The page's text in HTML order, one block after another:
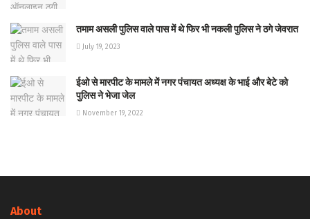
तमाम असली पुलिस वाले पास में थे फिर भी नकली पुलिस ने ठगे जेवरात
July 19, 2023
ईओ से मारपीट के मामले में नगर पंचायत अध्यक्ष के भाई और बेटे को
पुलिस ने भेजा जेल
November 19, 2022
About